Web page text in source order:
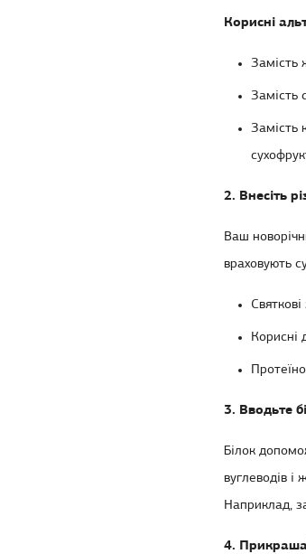
Корисні
Замість
Замість
Замість
2. Внесіть
Ваш
враховують
Святкові
Корисні
3. Вводьте
Білок
вуглеводів і
Наприклад,
4.